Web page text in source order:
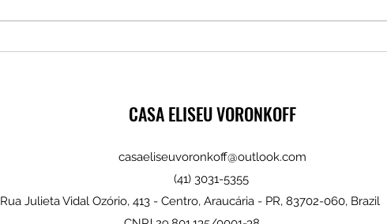
O Velho, o Menino e o Burro
CASA ELISEU VORONKOFF
casaeliseuvoronkoff@outlook.com
(41) 3031-5355
Rua Julieta Vidal Ozório, 413 - Centro, Araucária - PR, 83702-060, Brazil